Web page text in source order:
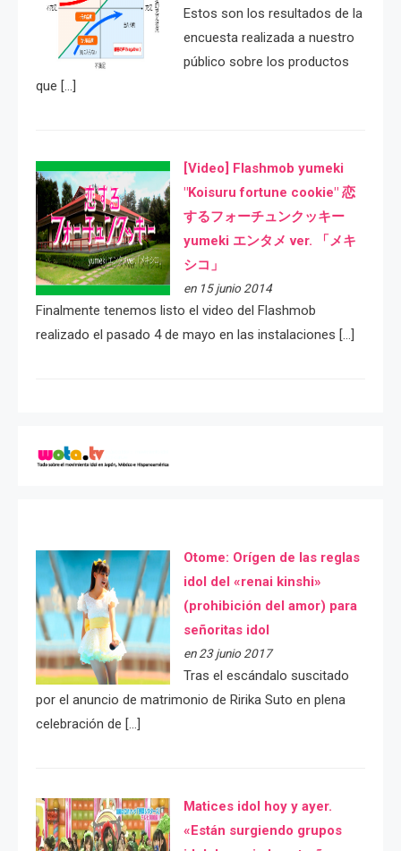
Estos son los resultados de la
encuesta realizada a nuestro
público sobre los productos
que […]
[Video] Flashmob yumeki
"Koisuru fortune cookie" 恋
するフォーチュンクッキー
yumeki エンタメ ver. 「メキ
シコ」
en 15 junio 2014
Finalmente tenemos listo el video del Flashmob
realizado el pasado 4 de mayo en las instalaciones […]
Otome: Orígen de las reglas
idol del «renai kinshi»
(prohibición del amor) para
señoritas idol
en 23 junio 2017
Tras el escándalo suscitado
por el anuncio de matrimonio de Ririka Suto en plena
celebración de […]
Matices idol hoy y ayer.
«Están surgiendo grupos